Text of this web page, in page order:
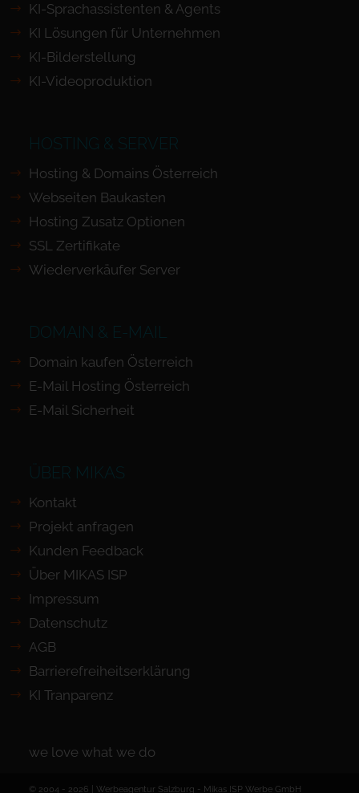
KI-Sprachassistenten & Agents
KI Lösungen für Unternehmen
KI-Bilderstellung
KI-Videoproduktion
HOSTING & SERVER
Hosting & Domains Österreich
Webseiten Baukasten
Hosting Zusatz Optionen
SSL Zertifikate
Wiederverkäufer Server
DOMAIN & E-MAIL
Domain kaufen Österreich
E-Mail Hosting Österreich
E-Mail Sicherheit
ÜBER MIKAS
Kontakt
Projekt anfragen
Kunden Feedback
Über MIKAS ISP
Impressum
Datenschutz
AGB
Barrierefreiheits­erklärung
KI Tranparenz
we love what we do
© 2004 - 2026 | Werbeagentur Salzburg - Mikas ISP Werbe GmbH